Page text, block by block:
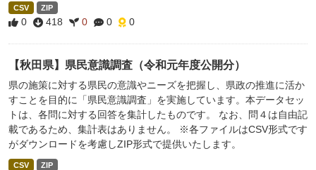
CSV ZIP
0 418 0 0 0
【秋田県】県民意識調査（令和元年度公開分）
県の施策に対する県民の意識やニーズを把握し、県政の推進に活か
すことを目的に「県民意識調査」を実施しています。本データセッ
トは、各問に対する回答を集計したものです。 なお、問４は自由記
載であるため、集計表はありません。 ※各ファイルはCSV形式です
がダウンロードを考慮しZIP形式で提供いたします。
CSV ZIP